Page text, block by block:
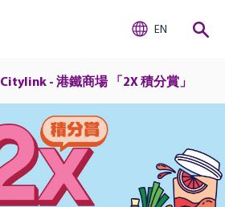
EN
Citylink - 港鐵商場 「2X 積分賞」